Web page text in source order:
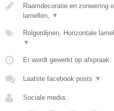
Raamdecoratie en zonwering
lamellen,
▼
Rolgordijnen, Horizontale
▼
Er wordt gewerkt op afspraak.
Laatste facebook posts ▼
Sociale media: